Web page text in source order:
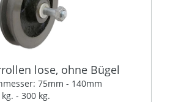
lose, ohne Bügel
75mm - 140mm
- 300 kg.